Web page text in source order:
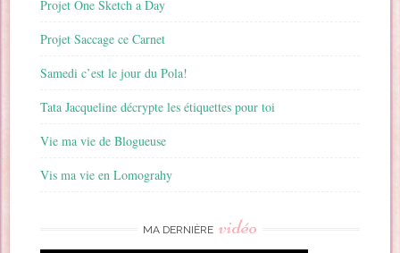
Projet One Sketch a Day
Projet Saccage ce Carnet
Samedi c’est le jour du Pola!
Tata Jacqueline décrypte les étiquettes pour toi
Vie ma vie de Blogueuse
Vis ma vie en Lomograhy
MA DERNIÈRE vidéo